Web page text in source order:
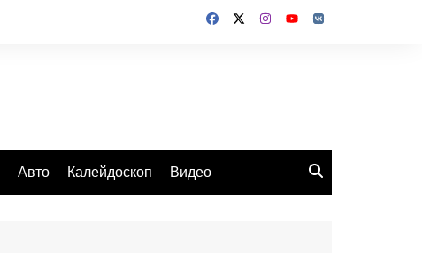
Авто Калейдоскоп Видео